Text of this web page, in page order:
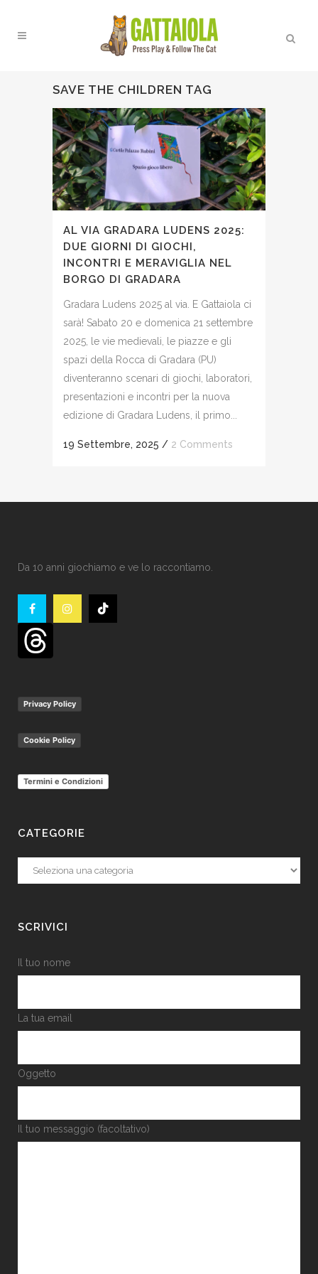
SAVE THE CHILDREN TAG
AL VIA GRADARA LUDENS 2025:
DUE GIORNI DI GIOCHI,
INCONTRI E MERAVIGLIA NEL
BORGO DI GRADARA
Gradara Ludens 2025 al via. E Gattaiola ci
sarà! Sabato 20 e domenica 21 settembre
2025, le vie medievali, le piazze e gli
spazi della Rocca di Gradara (PU)
diventeranno scenari di giochi, laboratori,
presentazioni e incontri per la nuova
edizione di Gradara Ludens, il primo...
19 Settembre, 2025 / 2 Comments
Da 10 anni giochiamo e ve lo raccontiamo.
Privacy Policy
Cookie Policy
Termini e Condizioni
CATEGORIE
Categorie
SCRIVICI
Il tuo nome
La tua email
Oggetto
Il tuo messaggio (facoltativo)